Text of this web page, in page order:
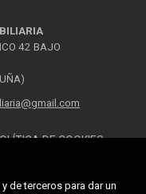
de terceros para dar un
42 BAJO
DE COOKIES